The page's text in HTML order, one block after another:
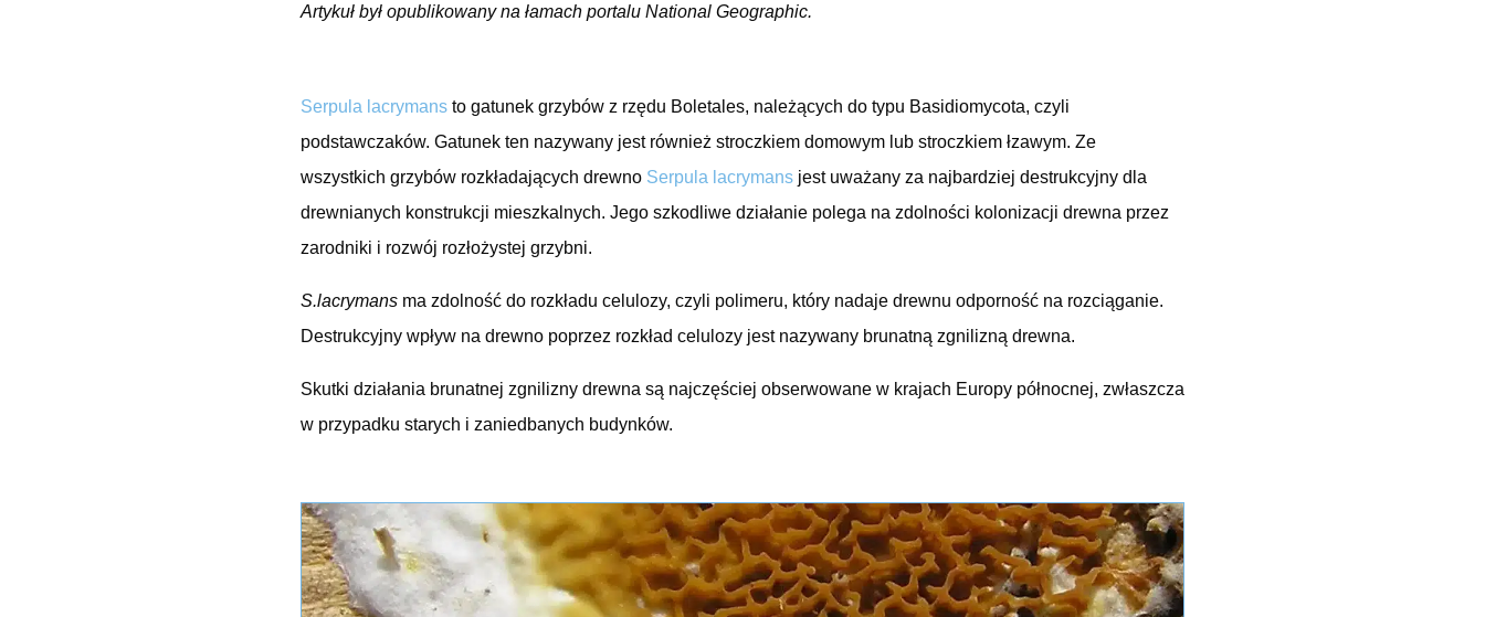
Artykuł był opublikowany na łamach portalu National Geographic.
Serpula lacrymans to gatunek grzybów z rzędu Boletales, należących do typu Basidiomycota, czyli
podstawczaków. Gatunek ten nazywany jest również stroczkiem domowym lub stroczkiem łzawym. Ze
wszystkich grzybów rozkładających drewno Serpula lacrymans jest uważany za najbardziej destrukcyjny dla
drewnianych konstrukcji mieszkalnych. Jego szkodliwe działanie polega na zdolności kolonizacji drewna przez
zarodniki i rozwój rozłożystej grzybni.
S.lacrymans ma zdolność do rozkładu celulozy, czyli polimeru, który nadaje drewnu odporność na rozciąganie.
Destrukcyjny wpływ na drewno poprzez rozkład celulozy jest nazywany brunatną zgnilizną drewna.
Skutki działania brunatnej zgnilizny drewna są najczęściej obserwowane w krajach Europy północnej, zwłaszcza
w przypadku starych i zaniedbanych budynków.